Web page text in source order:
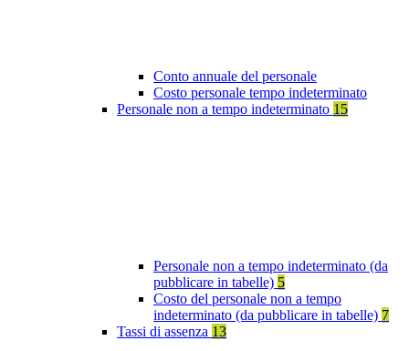
Conto annuale del personale
Costo personale tempo indeterminato
Personale non a tempo indeterminato 15
Personale non a tempo indeterminato (da
pubblicare in tabelle) 5
Costo del personale non a tempo
indeterminato (da pubblicare in tabelle) 7
Tassi di assenza 13